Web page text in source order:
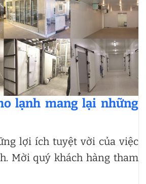
lạnh mang lại những
lợi ích tuyệt vời của việc
Mời quý khách hàng tham